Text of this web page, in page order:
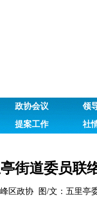
政协会议 领
提案工作 社
街道委员联
区政协 图/文：五里亭